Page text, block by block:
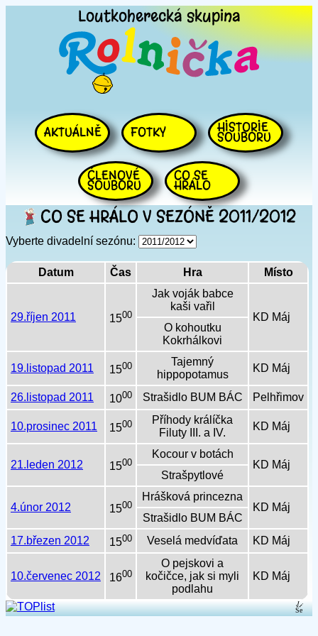
Loutkoherecká skupina
AKTUÁLNĚ FOTKY HISTORIE
SOUBORU
ČLENOVÉ
SOUBORU
CO SE
HRÁLO
CO SE HRÁLO V SEZÓNĚ 2011/2012
Vyberte divadelní sezónu:
Datum Čas Hra Místo
29.říjen 2011 1500
Jak voják babce
kaši vařil
KD Máj
O kohoutku
Kokrhálkovi
19.listopad 2011 1500
Tajemný
hippopotamus
KD Máj
26.listopad 2011 1000 Strašidlo BUM BÁC Pelhřimov
10.prosinec 2011 1500
Příhody králíčka
Filuty III. a IV.
KD Máj
21.leden 2012 1500
Kocour v botách
KD Máj
Strašpytlové
4.únor 2012 1500
Hrášková princezna
KD Máj
Strašidlo BUM BÁC
17.březen 2012
1500 Veselá medvíďata KD Máj
10.červenec 2012 1600
O pejskovi a
kočičce, jak si myli
podlahu
KD Máj